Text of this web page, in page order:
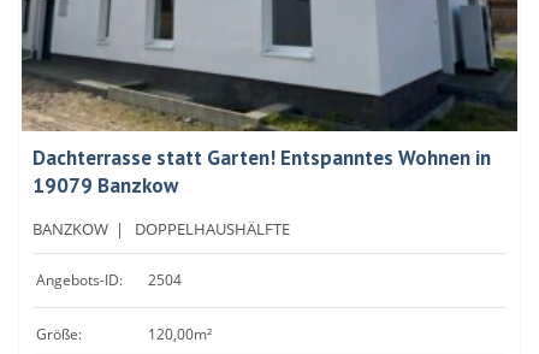
Dachterrasse statt Garten! Entspanntes Wohnen in
19079 Banzkow
BANZKOW | DOPPELHAUSHÄLFTE
Angebots-ID: 2504
Größe: 120,00m²